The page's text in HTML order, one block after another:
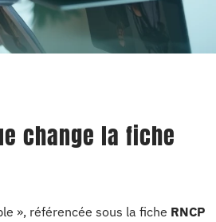
change la fiche
», référencée sous la fiche RNCP